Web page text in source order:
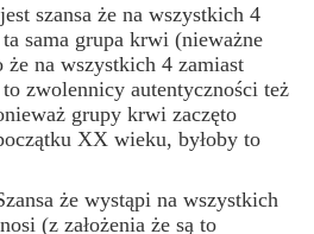
szansa że na wszystkich 4
sama grupa krwi (nieważne
że na wszystkich 4 zamiast
zwolennicy autentyczności też
grupy krwi zaczęto
XX wieku, byłoby to
że wystąpi na wszystkich
(z założenia że są to